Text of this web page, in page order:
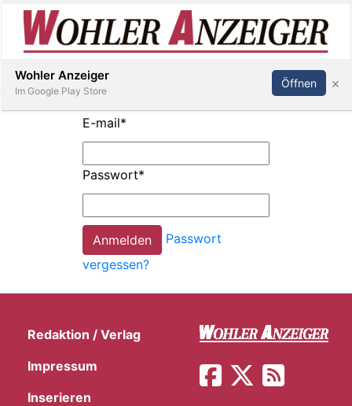
E-
App
Inserieren Abonnieren Anmelden
E-mail*
Passwort*
Passwort
vergessen?
Redaktion / Verlag
Impressum
Inserieren
Wohler Anzeiger
Im Google Play Store
Öffnen ×